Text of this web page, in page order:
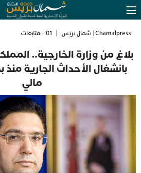
Chamalpress | شمال بريس 01 - متابعات
بلاغ من وزارة الخارجية..
بانشغال الأحداث الجارية
مالي